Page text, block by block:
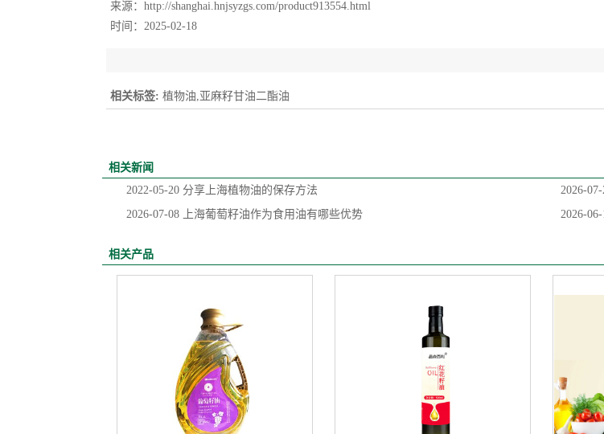
来源： http://shanghai.hnjsyzgs.com/product913554.html
时间：2025-02-18
相关标签: 植物油,亚麻籽甘油二酯油
相关新闻
2022-05-20 分享上海植物油的保存方法 2026-
2026-07-08 上海葡萄籽油作为食用油有哪些优势 2026-
相关产品